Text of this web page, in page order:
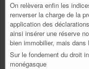
On relèvera enfin les
renverser la charge de la
application des
ainsi insérer une réserve
bien immobilier, mais
Sur le fondement du droit
monégasque